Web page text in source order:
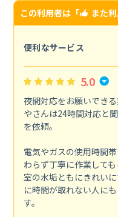
この利用者は「 また
便利なサービス
5.0
夜間対応をお願いでき
やさんは24時間対応と
を依頼。
電気やガスの使用時間
わらず丁寧に作業して
室の水垢ともにきれい
に時間が取れない人に
す。